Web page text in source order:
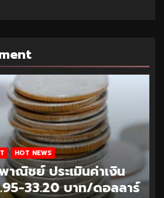
HOT NEWS
าณิชย์ ประเมินค่าเงิน
33.20 บาท/ดอลลาร์